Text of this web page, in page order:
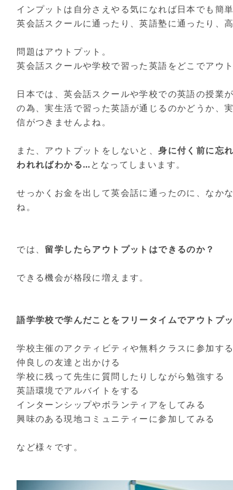
インプットは自分さえやる気になれば日本でも簡単
英会話スクールに通ったり、英語塾に通ったり、
問題はアウトプット。
英会話スクールや学校で習った英語をどこでアウ
日本では、英会話スクールや学校での英語の授業
の為、実生活で習った英語が通じるのかどうか、
信がつきませんよね。
また、アウトプットをしないと、身に付く前に忘
われればわかる… となってしまいます。
せっかくお金を出して英会話に通ったのに、なか
ね。
では、 留学したらアウトプットはできるのか？
できる機会が格段に増えます。
語学学校で学んだことをフリータイムでアウトプ
学校主催のアクティビティや無料クラスに参加する
仲良しの友達と出かける
学校に残って先生に質問したりしながら勉強する
英語環境でアルバイトをする
インターンシップやボランティアをしてみる
興味のある現地コミュニティーに参加してみる
など様々です。